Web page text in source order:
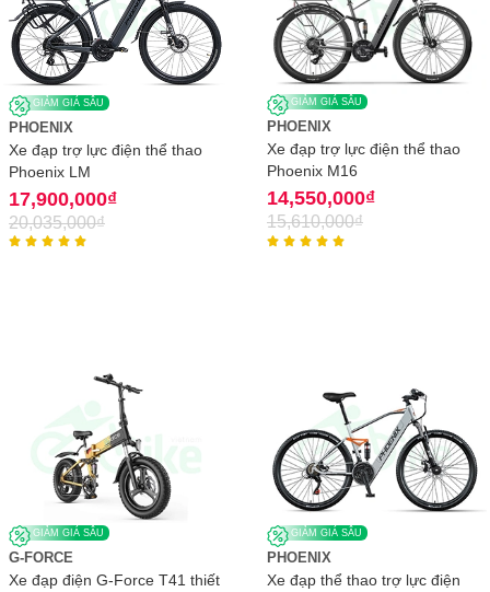
GIẢM GIÁ SÂU
PHOENIX
Xe đạp trợ lực điện thể thao
Phoenix LM
20,035,000₫
17,900,000₫
    
GIẢM GIÁ SÂU
PHOENIX
Xe đạp trợ lực điện thể thao
Phoenix M16
15,610,000₫
14,550,000₫
    
GIẢM GIÁ SÂU
G-FORCE
Xe đạp điện G-Force T41 thiết
GIẢM GIÁ SÂU
PHOENIX
Xe đạp thể thao trợ lực điện